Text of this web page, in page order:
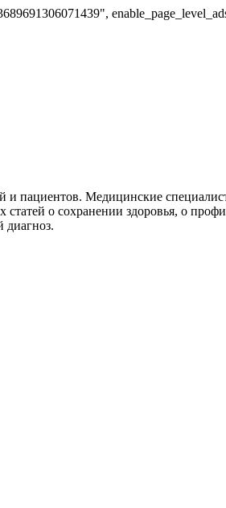
пациентов. Медицинские
о сохранении здоровья, о
диагноз.